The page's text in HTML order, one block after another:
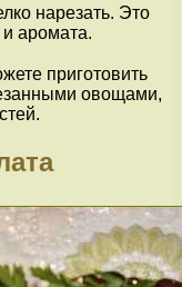
нарезать. Это
и аромата.
приготовить
овощами,